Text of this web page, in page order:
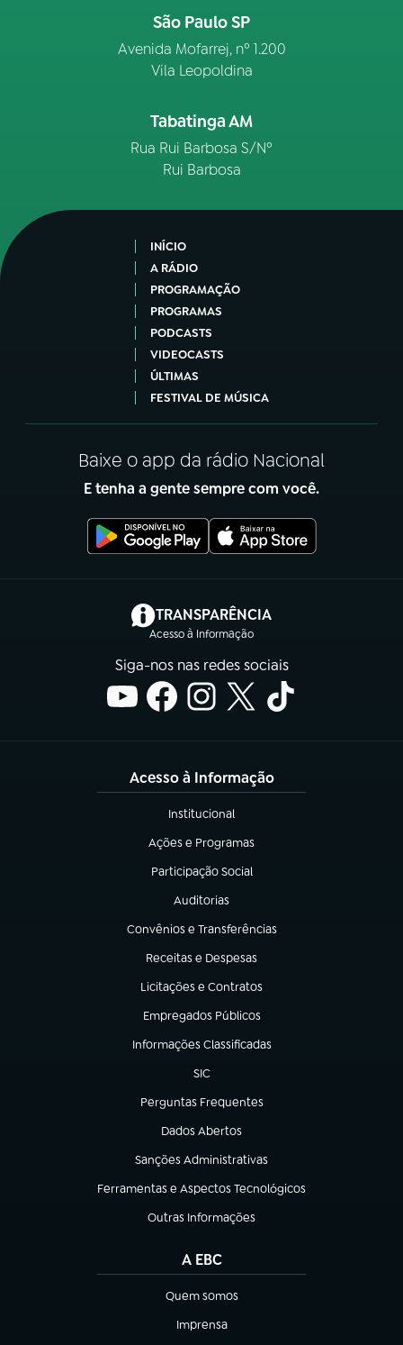
São Paulo SP
Avenida Mofarrej, nº 1.200
Vila Leopoldina
Tabatinga AM
Rua Rui Barbosa S/Nº
Rui Barbosa
INÍCIO
A RÁDIO
PROGRAMAÇÃO
PROGRAMAS
PODCASTS
VIDEOCASTS
ÚLTIMAS
FESTIVAL DE MÚSICA
Baixe o app da rádio Nacional
E tenha a gente sempre com você.
TRANSPARÊNCIA
Acesso à Informação
(abre em nova aba)
Siga-nos nas redes sociais
Acesso à Informação
Institucional
(abre em nova aba)
Ações e Programas
(abre em nova aba)
Participação Social
(abre em nova aba)
Auditorias
(abre em nova aba)
Convênios e Transferências
(abre em nova aba)
Receitas e Despesas
(abre em nova aba)
Licitações e Contratos
(abre em nova aba)
Empregados Públicos
(abre em nova aba)
Informações Classificadas
(abre em nova aba)
SIC
(abre em nova aba)
Perguntas Frequentes
(abre em nova aba)
Dados Abertos
(abre em nova aba)
Sanções Administrativas
(abre em nova aba)
Ferramentas e Aspectos Tecnológicos
(abre em nova aba)
Outras Informações
(abre em nova aba)
A EBC
Quem somos
(abre em nova aba)
Imprensa
(abre em nova aba)